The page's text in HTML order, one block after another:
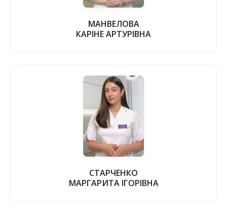
МАНВЕЛОВА
КАРІНЕ АРТУРІВНА
СТАРЧЕНКО
МАРГАРИТА ІГОРІВНА